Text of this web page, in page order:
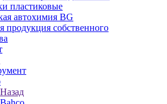
пластиковые
автохимия BG
продукция собственного
Назад